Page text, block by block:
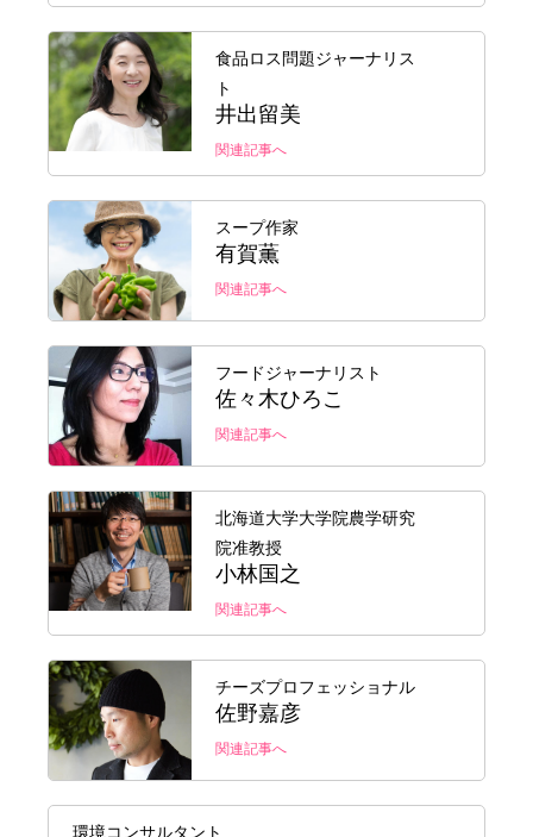
食品ロス問題ジャーナリス
ト
井出留美
関連記事へ
スープ作家
有賀薫
関連記事へ
フードジャーナリスト
佐々木ひろこ
関連記事へ
北海道大学大学院農学研究
院准教授
小林国之
関連記事へ
チーズプロフェッショナル
佐野嘉彦
関連記事へ
環境コンサルタント